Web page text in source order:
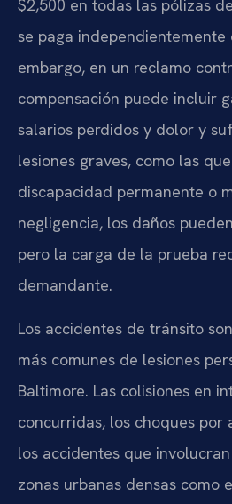
$2,500 en todas las pólizas
se paga independientemente
embargo, en un reclamo
compensación puede incluir
salarios perdidos y dolor y
lesiones graves, como las
discapacidad permanente o
negligencia, los daños
pero la carga de la prueba
demandante.
Los accidentes de tránsito
más comunes de lesiones
Baltimore. Las colisiones en
concurridas, los choques por
los accidentes que
zonas urbanas densas como